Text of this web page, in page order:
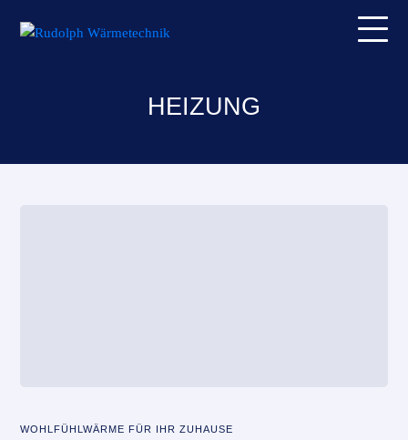
HEIZUNG
WOHLFÜHLWÄRME FÜR IHR ZUHAUSE